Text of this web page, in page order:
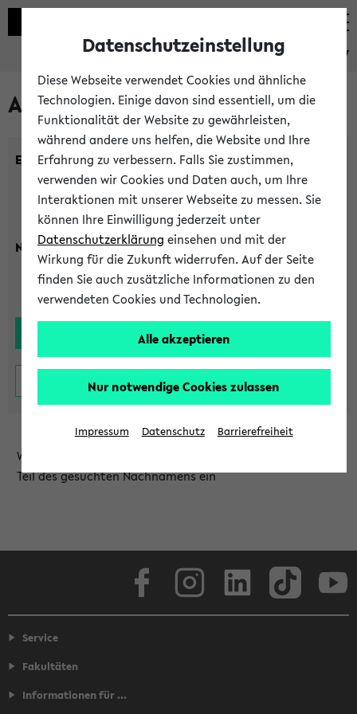
eKVV
Alle Lehrenden
Einrichtung:
Nachname:
Wählen Sie die Einrichtung aus und/oder geben Sie einen
Teil des gesuchten Nachnamens ein
Service
Fakultäten
Informationen für ...
Datenschutzeinstellung
Diese Webseite verwendet Cookies und ähnliche
Technologien. Einige davon sind essentiell, um die
Funktionalität der Website zu gewährleisten,
während andere uns helfen, die Website und Ihre
Erfahrung zu verbessern. Falls Sie zustimmen,
verwenden wir Cookies und Daten auch, um Ihre
Interaktionen mit unserer Webseite zu messen. Sie
können Ihre Einwilligung jederzeit unter
Datenschutzerklärung einsehen und mit der
Wirkung für die Zukunft widerrufen. Auf der Seite
finden Sie auch zusätzliche Informationen zu den
verwendeten Cookies und Technologien.
Alle akzeptieren
Nur notwendige Cookies zulassen
Impressum Datenschutz Barrierefreiheit